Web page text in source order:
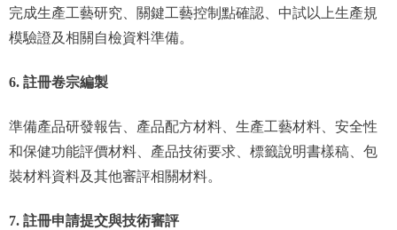
完成生產工藝研究、關鍵工藝控制點確認、中試以上生產規
模驗證及相關自檢資料準備。
6. 註冊卷宗編製
準備產品研發報告、產品配方材料、生產工藝材料、安全性
和保健功能評價材料、產品技術要求、標籤說明書樣稿、包
裝材料資料及其他審評相關材料。
7. 註冊申請提交與技術審評